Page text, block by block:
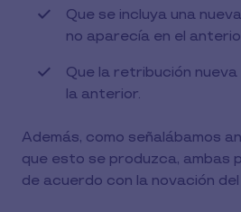
Que se incluya una
no aparecía en el
Que la retribución
la anterior.
Además, como señalábamos
que esto se produzca, ambas
de acuerdo con la novación